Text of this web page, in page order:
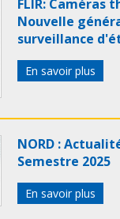
FLIR: Caméras
Nouvelle
surveillance
En savoir plus
NORD :
Semestre 2025
En savoir plus